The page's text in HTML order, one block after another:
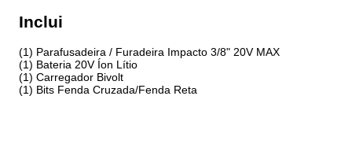
Inclui
(1) Parafusadeira / Furadeira Impacto 3/8" 20V MAX
(1) Bateria 20V Íon Lítio
(1) Carregador Bivolt
(1) Bits Fenda Cruzada/Fenda Reta